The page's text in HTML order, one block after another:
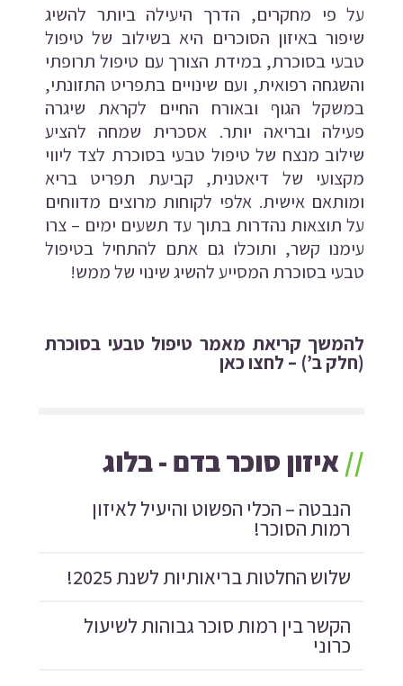
על פי מחקרים, הדרך היעילה ביותר להשיג
שיפור באיזון הסוכרים היא בשילוב של טיפול
טבעי בסוכרת, במידת הצורך עם טיפול תרופתי
והשגחה רפואית, ועם שינויים בתפריט התזונתי,
במשקל הגוף ובאורח החיים לקראת שיגרה
פעילה ובריאה יותר. אסכרית שמחה להציע
שילוב מנצח של טיפול טבעי בסוכרת לצד ליווי
מקצועי של דיאטנית, קביעת תפריט בריא
ומותאם אישית. אלפי לקוחות מרוצים מדווחים
על תוצאות נהדרות בתוך עד תשעים ימים – צרו
עימנו קשר, ותוכלו גם אתם להתחיל בטיפול
טבעי בסוכרת המסייע להשיג שינוי של ממש!
להמשך קריאת מאמר טיפול טבעי בסוכרת
(חלק ב’) – לחצו כאן
//איזון סוכר בדם - בלוג
הנבטה – הכלי הפשוט והיעיל לאיזון
רמות הסוכר!
שלוש החלטות בריאותיות לשנת 2025!
הקשר בין רמות סוכר גבוהות לשיעול
כרוני